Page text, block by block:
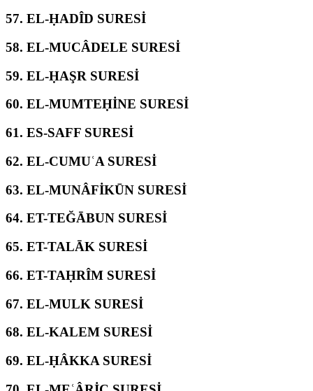
57. EL-ḤADÎD SURESİ
58. EL-MUCÂDELE SURESİ
59. EL-ḤAŞR SURESİ
60. EL-MUMTEḤİNE SURESİ
61. ES-SAFF SURESİ
62. EL-CUMUʿA SURESİ
63. EL-MUNÂFİKŪN SURESİ
64. ET-TEĞĀBUN SURESİ
65. ET-TALĀK SURESİ
66. ET-TAḤRÎM SURESİ
67. EL-MULK SURESİ
68. EL-KALEM SURESİ
69. EL-ḤÂKKA SURESİ